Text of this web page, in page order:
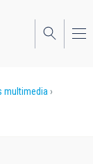
multimedia